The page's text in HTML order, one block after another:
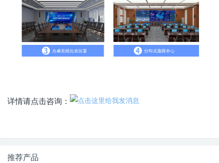
详情请点击咨询：
推荐产品